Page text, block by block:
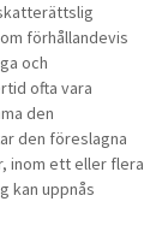
förhållandevis
och
ofta vara
den
den föreslagna
inom ett eller flera
kan uppnås